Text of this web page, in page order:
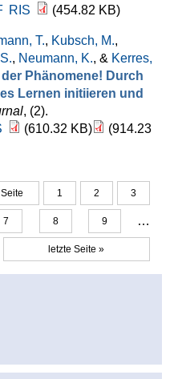
RIS (454.82 KB)
T., Kubsch, M.,
, Neumann, K., & Kerres,
Phänomene! Durch
Lernen initiieren und
, (2).
(610.32 KB)
(914.23
1 2 3
7 8 9 …
letzte Seite »